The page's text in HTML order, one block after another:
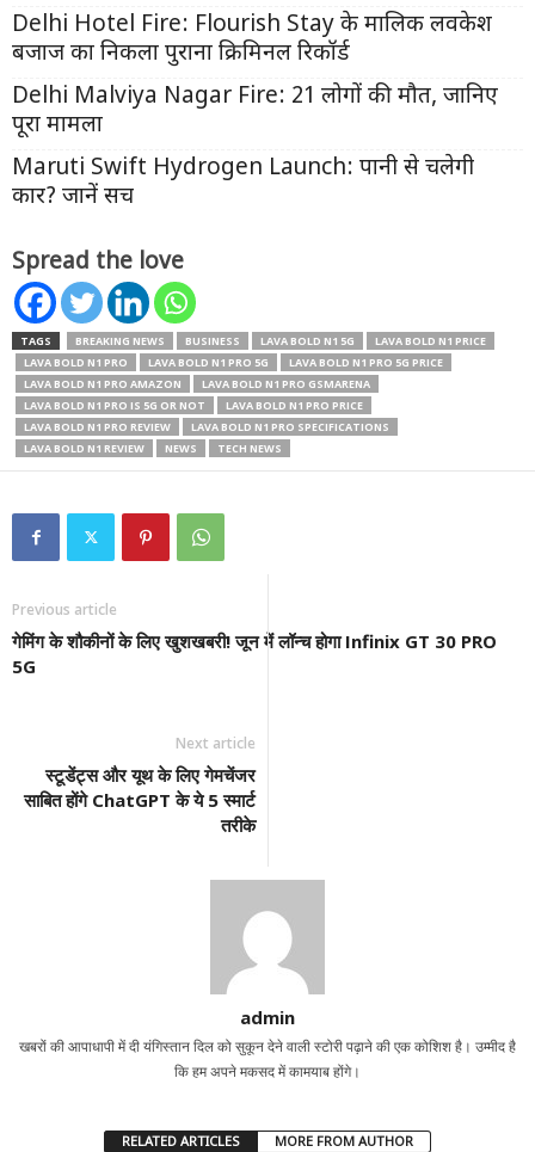
Delhi Hotel Fire: Flourish Stay के मालिक लवकेश
बजाज का निकला पुराना क्रिमिनल रिकॉर्ड
Delhi Malviya Nagar Fire: 21 लोगों की मौत, जानिए
पूरा मामला
Maruti Swift Hydrogen Launch: पानी से चलेगी
कार? जानें सच
Spread the love
TAGS BREAKING NEWS BUSINESS LAVA BOLD N1 5G
LAVA BOLD N1 PRICE
LAVA BOLD N1 PRO
LAVA BOLD N1 PRO 5G
LAVA BOLD N1 PRO 5G PRICE
LAVA BOLD N1 PRO AMAZON
LAVA BOLD N1 PRO GSMARENA
LAVA BOLD N1 PRO IS 5G OR NOT
LAVA BOLD N1 PRO PRICE
LAVA BOLD N1 PRO REVIEW
LAVA BOLD N1 PRO SPECIFICATIONS
LAVA BOLD N1 REVIEW
NEWS TECH NEWS
Previous article
गेमिंग के शौकीनों के लिए खुशखबरी! जून में लॉन्च होगा Infinix GT 30 PRO
5G
Next article
स्टूडेंट्स और यूथ के लिए गेमचेंजर
साबित होंगे ChatGPT के ये 5 स्मार्ट
तरीके
admin
खबरों की आपाधापी में दी यंगिस्तान दिल को सुकून देने वाली स्टोरी पढ़ाने की एक कोशिश है। उम्मीद है
कि हम अपने मकसद में कामयाब होंगे।
RELATED ARTICLES MORE FROM AUTHOR